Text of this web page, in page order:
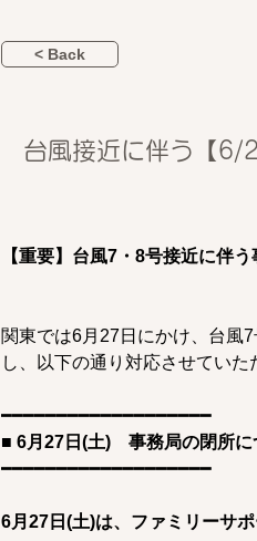
< Back
台風接近に伴う【6/
【重要】台風7・8号接近に伴
関東では6月27日にかけ、台風
し、以下の通り対応させていた
━━━━━━━━━━━━━━━━━━━
■ 6月27日(土)　事務局の閉所に
━━━━━━━━━━━━━━━━━━━
6月27日(土)は、ファミリーサ